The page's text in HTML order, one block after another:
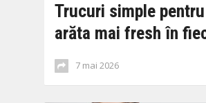
Trucuri simple
arăta mai fresh în
7 mai 2026